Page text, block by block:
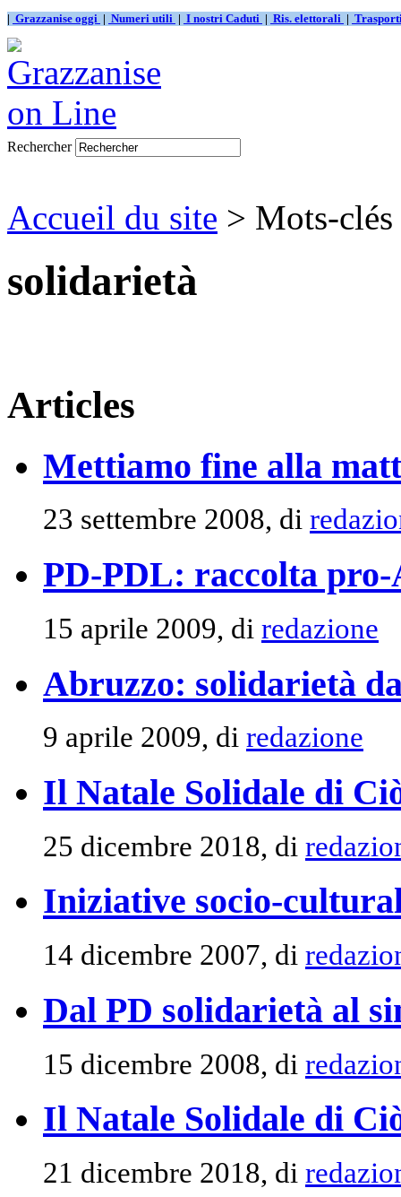
| Grazzanise oggi | Numeri utili | I nostri Caduti | Ris. elettorali |
Rechercher
Accueil du site > Mots-
solidarietà
Articles
Mettiamo fine alla
23 settembre 2008, di
PD-PDL: raccolta
15 aprile 2009, di redazione
Abruzzo: solidarietà
9 aprile 2009, di redazione
Il Natale Solidale di
25 dicembre 2018, di
Iniziative socio-
14 dicembre 2007, di
Dal PD solidarietà al
15 dicembre 2008, di
Il Natale Solidale di
21 dicembre 2018, di